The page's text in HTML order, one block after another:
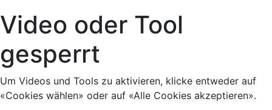
Video oder Tool
gesperrt
Um Videos und Tools zu aktivieren, klicke entweder auf
«Cookies wählen» oder auf «Alle Cookies akzeptieren».